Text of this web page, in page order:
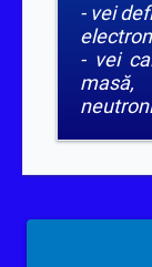
-vei
- vei
masă,